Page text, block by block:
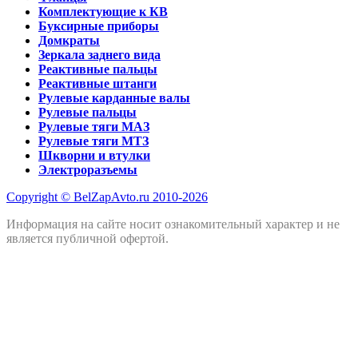
Комплектующие к КВ
Буксирные приборы
Домкраты
Зеркала заднего вида
Реактивные пальцы
Реактивные штанги
Рулевые карданные валы
Рулевые пальцы
Рулевые тяги МАЗ
Рулевые тяги МТЗ
Шкворни и втулки
Электроразъемы
Copyright © BelZapAvto.ru 2010-2026
Информация на сайте носит ознакомительный характер и не
является публичной офертой.